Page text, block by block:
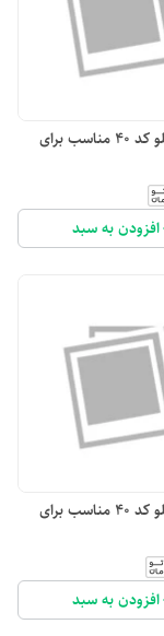
توپی چرخ جلو کد ۴۰ مناسب برای
افزودن به سبد
توپی چرخ جلو کد ۴۰ مناسب برای
افزودن به سبد